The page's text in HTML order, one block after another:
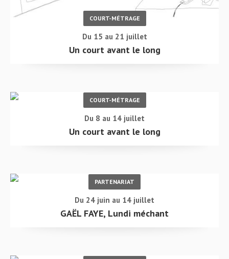
COURT-MÉTRAGE
Du 15 au 21 juillet
Un court avant le long
COURT-MÉTRAGE
Du 8 au 14 juillet
Un court avant le long
PARTENARIAT
Du 24 juin au 14 juillet
GAËL FAYE, Lundi méchant